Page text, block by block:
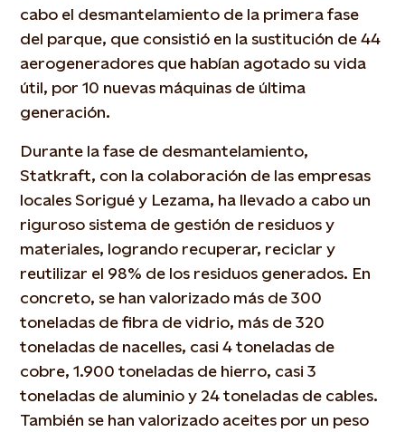
cabo el desmantelamiento de la primera fase
del parque, que consistió en la sustitución de 44
aerogeneradores que habían agotado su vida
útil, por 10 nuevas máquinas de última
generación.
Durante la fase de desmantelamiento,
Statkraft, con la colaboración de las empresas
locales Sorigué y Lezama, ha llevado a cabo un
riguroso sistema de gestión de residuos y
materiales, logrando recuperar, reciclar y
reutilizar el 98% de los residuos generados. En
concreto, se han valorizado más de 300
toneladas de fibra de vidrio, más de 320
toneladas de nacelles, casi 4 toneladas de
cobre, 1.900 toneladas de hierro, casi 3
toneladas de aluminio y 24 toneladas de cables.
También se han valorizado aceites por un peso